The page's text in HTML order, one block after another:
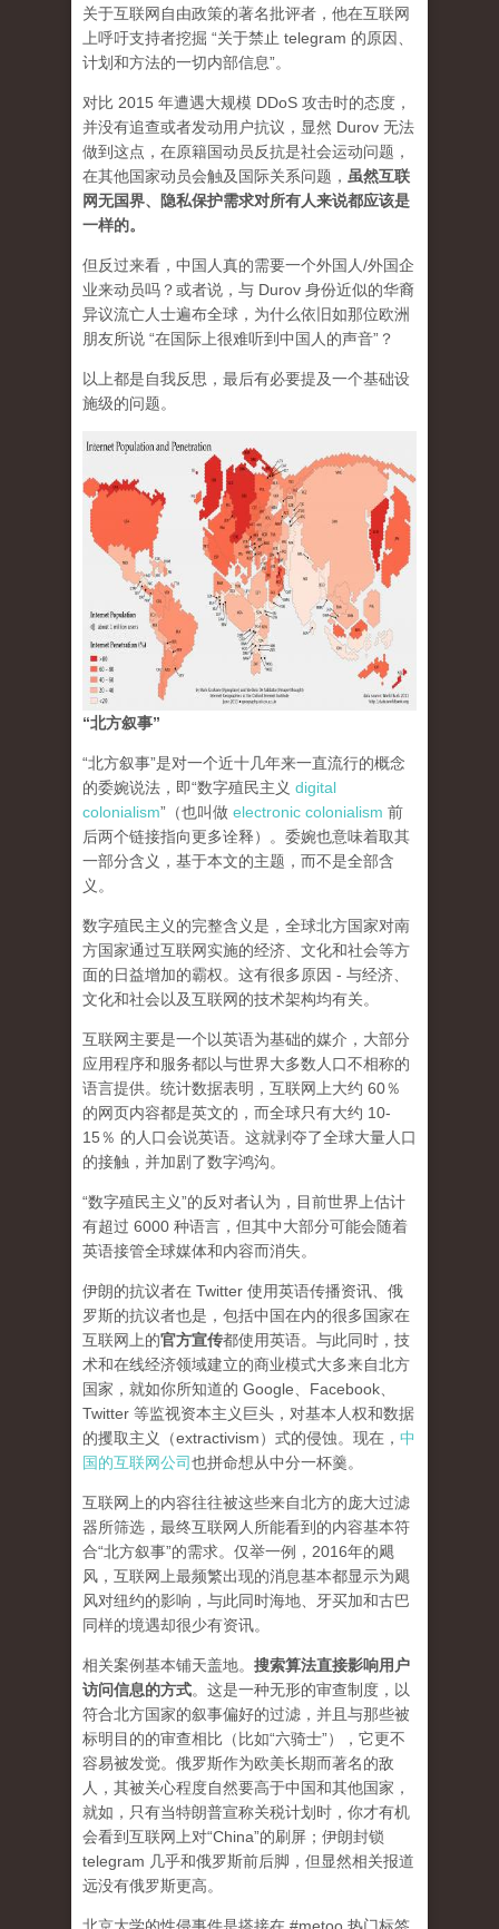
关于互联网自由政策的著名批评者，他在互联网
上呼吁支持者挖掘 “关于禁止 telegram 的原因、
计划和方法的一切内部信息”。
对比 2015 年遭遇大规模 DDoS 攻击时的态度，
并没有追查或者发动用户抗议，显然 Durov 无法
做到这点，在原籍国动员反抗是社会运动问题，
在其他国家动员会触及国际关系问题， 虽然互联
网无国界、隐私保护需求对所有人来说都应该是
一样的。
但反过来看，中国人真的需要一个外国人/外国企
业来动员吗？或者说，与 Durov 身份近似的华裔
异议流亡人士遍布全球，为什么依旧如那位欧洲
朋友所说 “在国际上很难听到中国人的声音”？
以上都是自我反思，最后有必要提及一个基础设
施级的问题。
“北方叙事”
“北方叙事”是对一个近十几年来一直流行的概念
的委婉说法，即“数字殖民主义 digital
colonialism”（也叫做 electronic colonialism 前
后两个链接指向更多诠释）。委婉也意味着取其
一部分含义，基于本文的主题，而不是全部含
义。
数字殖民主义的完整含义是，全球北方国家对南
方国家通过互联网实施的经济、文化和社会等方
面的日益增加的霸权。这有很多原因 - 与经济、
文化和社会以及互联网的技术架构均有关。
互联网主要是一个以英语为基础的媒介，大部分
应用程序和服务都以与世界大多数人口不相称的
语言提供。统计数据表明，互联网上大约 60％
的网页内容都是英文的，而全球只有大约 10-
15％ 的人口会说英语。这就剥夺了全球大量人口
的接触，并加剧了数字鸿沟。
“数字殖民主义”的反对者认为，目前世界上估计
有超过 6000 种语言，但其中大部分可能会随着
英语接管全球媒体和内容而消失。
伊朗的抗议者在 Twitter 使用英语传播资讯、俄
罗斯的抗议者也是，包括中国在内的很多国家在
互联网上的官方宣传都使用英语。与此同时，技
术和在线经济领域建立的商业模式大多来自北方
国家，就如你所知道的 Google、Facebook、
Twitter 等监视资本主义巨头，对基本人权和数据
的攫取主义（extractivism）式的侵蚀。现在， 中
国的互联网公司也拼命想从中分一杯羹。
互联网上的内容往往被这些来自北方的庞大过滤
器所筛选，最终互联网人所能看到的内容基本符
合“北方叙事”的需求。仅举一例，2016年的飓
风，互联网上最频繁出现的消息基本都显示为飓
风对纽约的影响，与此同时海地、牙买加和古巴
同样的境遇却很少有资讯。
相关案例基本铺天盖地。 搜索算法直接影响用户
访问信息的方式。 这是一种无形的审查制度，以
符合北方国家的叙事偏好的过滤，并且与那些被
标明目的的审查相比（比如“六骑士”），它更不
容易被发觉。俄罗斯作为欧美长期而著名的敌
人，其被关心程度自然要高于中国和其他国家，
就如，只有当特朗普宣称关税计划时，你才有机
会看到互联网上对“China”的刷屏；伊朗封锁
telegram 几乎和俄罗斯前后脚，但显然相关报道
远没有俄罗斯更高。